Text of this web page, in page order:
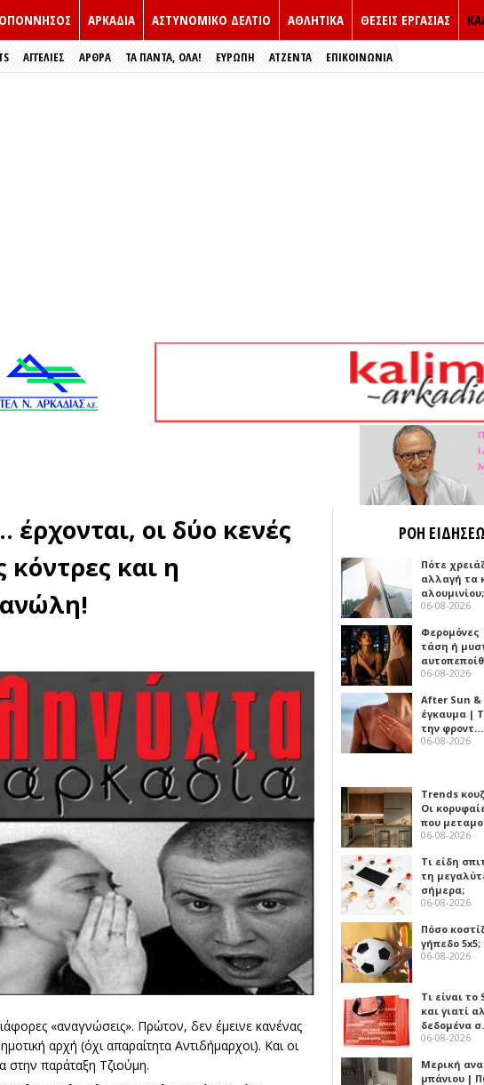
ΑΡΚΑΔΙΑ ΑΣΤΥΝΟΜΙΚΟ ΔΕΛΤΙΟ ΑΘΛΗΤΙΚΑ ΘΕΣΕΙΣ ΕΡΓΑΣΙΑΣ
ΑΓΓΕΛΙΕΣ ΑΡΘΡΑ ΤΑ ΠΑΝΤΑ, ΟΛΑ! ΕΥΡΏΠΗ ΑΤΖΕΝΤΑ ΕΠΙΚΟΙΝΩΝΙΑ
έρχονται, οι δύο κενές
κόντρες και η
«αναγνώσεις». Πρώτον, δεν έμεινε κανένας
αρχή (όχι απαραίτητα Αντιδήμαρχοι). Και οι
στην παράταξη Τζιούμη.
ΡΟΗ
Πότε
αλλαγή τα
06-08-2026
τάση ή
06-08-2026
After Sun &
έγκαυμα |
την φροντ…
06-08-2026
Trends
Οι
που
06-08-2026
Τι είδη
τη
σήμερα;
06-08-2026
Πόσο
γήπεδο 5x5;
06-08-2026
Τι είναι
και γιατί
δεδομένα
06-08-2026
Μερική
μπάνιου |